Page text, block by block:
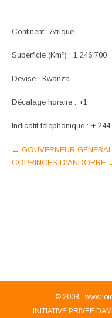
Continent : Afrique
Superficie (Km²) : 1 246 700
Devise : Kwanza
Décalage horaire : +1
Indicatif téléphonique : + 244
Post
navigation
← GOUVERNEUR
COPRINCES D’ANDORRE
© 2008 -
INITIATIVE PRIVEE